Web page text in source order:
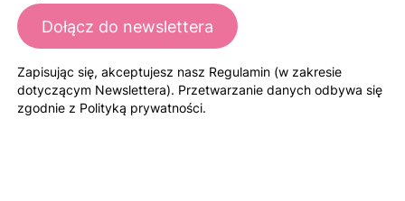
Dołącz do newslettera
Zapisując się, akceptujesz nasz Regulamin (w zakresie
dotyczącym Newslettera). Przetwarzanie danych odbywa się
zgodnie z Polityką prywatności.